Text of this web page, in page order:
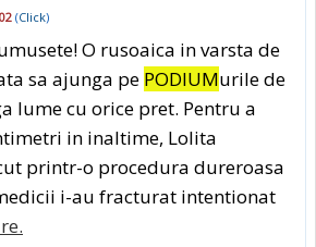
(Click)
O rusoaica in varsta de
sa ajunga pe PODIUMurile de
lume cu orice pret. Pentru a
in inaltime, Lolita
printr-o procedura dureroasa
i-au fracturat intentionat